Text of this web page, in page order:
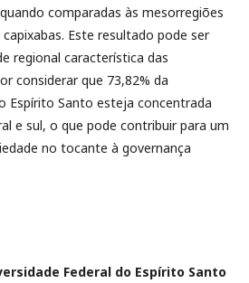
comparadas às mesorregiões
Este resultado pode ser
regional característica das
considerar que 73,82% da
Espírito Santo esteja concentrada
e sul, o que pode contribuir para um
no tocante à governança
Federal do Espírito Santo